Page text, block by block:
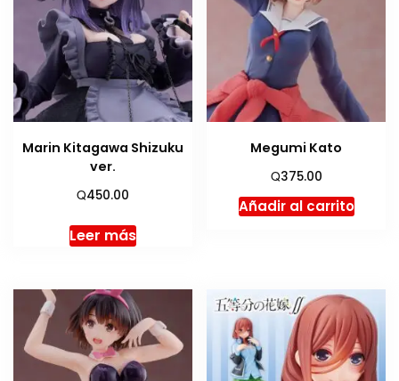
Marin Kitagawa Shizuku
ver.
Q450.00
Leer más
Megumi Kato
Q375.00
Añadir al carrito